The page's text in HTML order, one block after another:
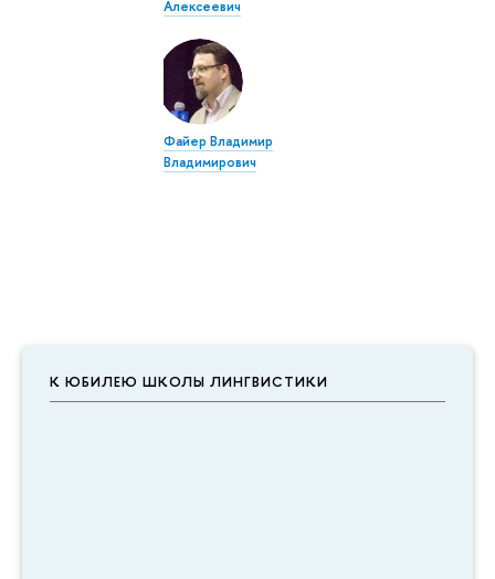
К ЮБИЛЕЮ ШКОЛЫ ЛИНГВИСТИКИ
Алексеевич
Файер Владимир
Владимирович